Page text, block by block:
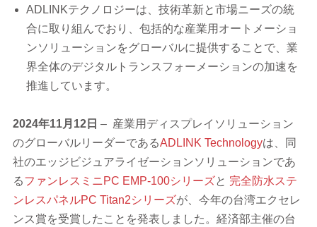
ADLINKテクノロジーは、技術革新と市場ニーズの統
合に取り組んでおり、包括的な産業用オートメーショ
ンソリューションをグローバルに提供することで、業
界全体のデジタルトランスフォーメーションの加速を
推進しています。
2024年11月12日 – 産業用ディスプレイソリューション
のグローバルリーダーであるADLINK Technologyは、同
社のエッジビジュアライゼーションソリューションであ
るファンレスミニPC EMP-100シリーズと 完全防水ステ
ンレスパネルPC Titan2シリーズが、今年の台湾エクセレ
ンス賞を受賞したことを発表しました。経済部主催の台